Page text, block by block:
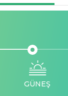
GÜNEŞ